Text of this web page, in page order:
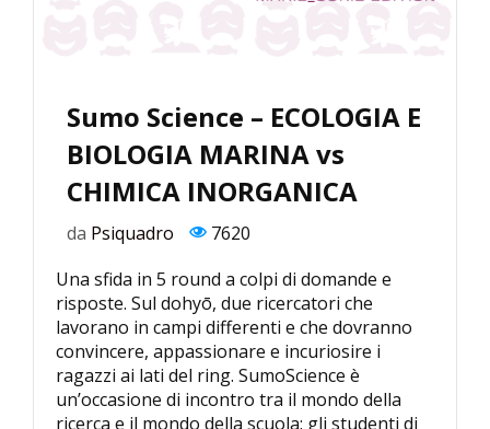
Sumo Science – ECOLOGIA E
BIOLOGIA MARINA vs
CHIMICA INORGANICA
da Psiquadro
7620
Una sfida in 5 round a colpi di domande e
risposte. Sul dohyō, due ricercatori che
lavorano in campi differenti e che dovranno
convincere, appassionare e incuriosire i
ragazzi ai lati del ring. SumoScience è
un’occasione di incontro tra il mondo della
ricerca e il mondo della scuola: gli studenti di